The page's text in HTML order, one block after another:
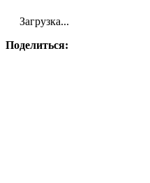
Загрузка...
Поделиться: